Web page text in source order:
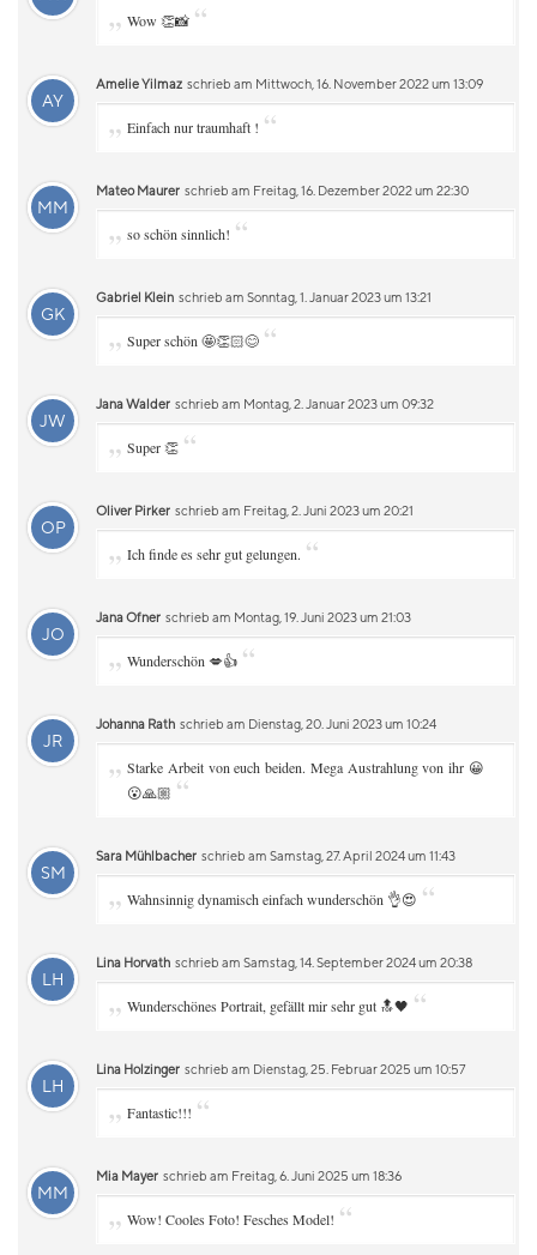
„ Wow 👏📸 “
AY
Amelie Yilmaz schrieb am Mittwoch, 16. November 2022 um 13:09
„ Einfach nur traumhaft ! “
MM
Mateo Maurer schrieb am Freitag, 16. Dezember 2022 um 22:30
„ so schön sinnlich! “
GK
Gabriel Klein schrieb am Sonntag, 1. Januar 2023 um 13:21
„ Super schön 🤩👏🏻😊 “
JW
Jana Walder schrieb am Montag, 2. Januar 2023 um 09:32
„ Super 👏 “
OP
Oliver Pirker schrieb am Freitag, 2. Juni 2023 um 20:21
„ Ich finde es sehr gut gelungen. “
JO
Jana Ofner schrieb am Montag, 19. Juni 2023 um 21:03
„ Wunderschön 💋👍 “
JR
Johanna Rath schrieb am Dienstag, 20. Juni 2023 um 10:24
„ Starke Arbeit von euch beiden. Mega Austrahlung von ihr 😀
😮🙏🏼 “
SM
Sara Mühlbacher schrieb am Samstag, 27. April 2024 um 11:43
„ Wahnsinnig dynamisch einfach wunderschön 👌😍 “
LH
Lina Horvath schrieb am Samstag, 14. September 2024 um 20:38
„ Wunderschönes Portrait, gefällt mir sehr gut 🔝🖤 “
LH
Lina Holzinger schrieb am Dienstag, 25. Februar 2025 um 10:57
„ Fantastic!!! “
MM
Mia Mayer schrieb am Freitag, 6. Juni 2025 um 18:36
„ Wow! Cooles Foto! Fesches Model! “